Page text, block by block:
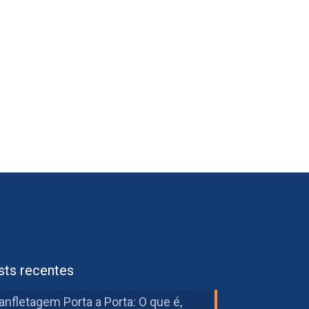
recentes
Porta a Porta: O que é,